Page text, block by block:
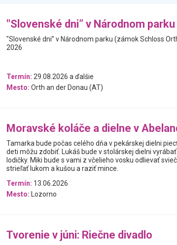
"Slovenské dni” v Národnom parku
"Slovenské dni” v Národnom parku (zámok Schloss
2026
Termín: 29.08.2026 a ďalšie
Mesto: Orth an der Donau (AT)
Moravské koláče a dielne v
Tamarka bude počas celého dňa v pekárskej dielni
deti môžu zdobiť. Lukáš bude v stolárskej dielni
lodičky. Miki bude s vami z včelieho vosku odlievať
strieľať lukom a kušou a raziť mince.
Termín: 13.06.2026
Mesto: Lozorno
Tvorenie v júni: Riečne divadlo